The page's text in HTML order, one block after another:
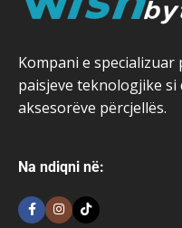
Kompani e specializuar
paisjeve teknologjike si
aksesorëve përcjellës.
Na ndiqni në: